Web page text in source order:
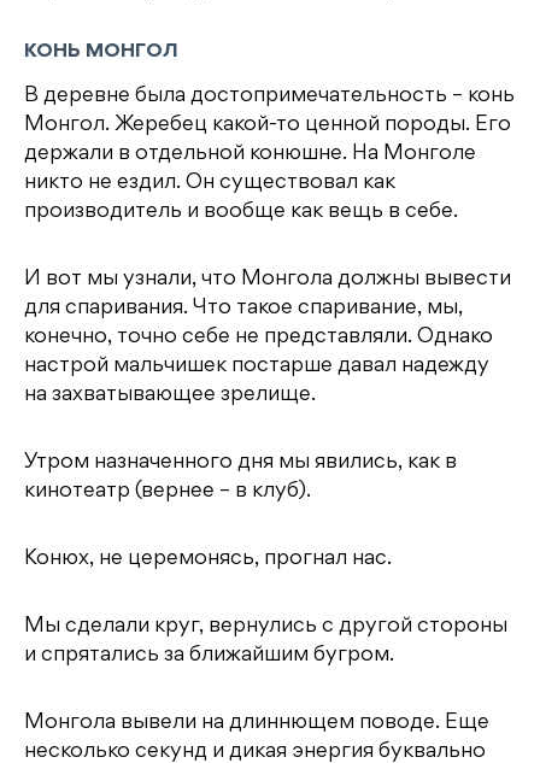
КОНЬ МОНГОЛ
В деревне была достопримечательность – конь
Монгол. Жеребец какой-то ценной породы. Его
держали в отдельной конюшне. На Монголе
никто не ездил. Он существовал как
производитель и вообще как вещь в себе.
И вот мы узнали, что Монгола должны вывести
для спаривания. Что такое спаривание, мы,
конечно, точно себе не представляли. Однако
настрой мальчишек постарше давал надежду
на захватывающее зрелище.
Утром назначенного дня мы явились, как в
кинотеатр (вернее – в клуб).
Конюх, не церемонясь, прогнал нас.
Мы сделали круг, вернулись с другой стороны
и спрятались за ближайшим бугром.
Монгола вывели на длиннющем поводе. Еще
несколько секунд и дикая энергия буквально